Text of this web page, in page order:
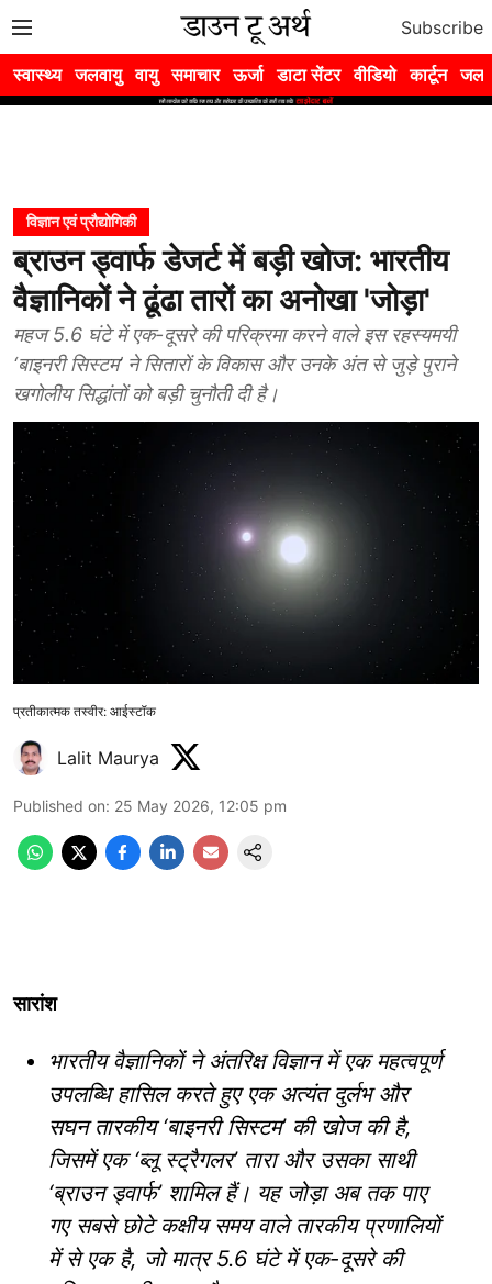
Subscribe
स्वास्थ्य जलवायु वायु समाचार ऊर्जा डाटा सेंटर वीडियो कार्टून जल
विज्ञान एवं प्रौद्योगिकी
ब्राउन ड्वार्फ डेजर्ट में बड़ी खोज: भारतीय
वैज्ञानिकों ने ढूंढा तारों का अनोखा 'जोड़ा'
महज 5.6 घंटे में एक-दूसरे की परिक्रमा करने वाले इस रहस्यमयी
‘बाइनरी सिस्टम’ ने सितारों के विकास और उनके अंत से जुड़े पुराने
खगोलीय सिद्धांतों को बड़ी चुनौती दी है।
प्रतीकात्मक तस्वीर: आईस्टॉक
Lalit Maurya
Published on: 25 May 2026, 12:05 pm
सारांश
भारतीय वैज्ञानिकों ने अंतरिक्ष विज्ञान में एक महत्वपूर्ण
उपलब्धि हासिल करते हुए एक अत्यंत दुर्लभ और
सघन तारकीय ‘बाइनरी सिस्टम’ की खोज की है,
जिसमें एक ‘ब्लू स्ट्रैगलर’ तारा और उसका साथी
‘ब्राउन ड्वार्फ’ शामिल हैं। यह जोड़ा अब तक पाए
गए सबसे छोटे कक्षीय समय वाले तारकीय प्रणालियों
में से एक है, जो मात्र 5.6 घंटे में एक-दूसरे की